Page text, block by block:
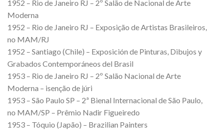
1952 – Rio de Janeiro RJ – 2º Salão de Nacional de Arte
Moderna
1952 – Rio de Janeiro RJ – Exposição de Artistas Brasileiros,
no MAM/RJ
1952 – Santiago (Chile) – Exposición de Pinturas, Dibujos y
Grabados Contemporáneos del Brasil
1953 – Rio de Janeiro RJ – 2º Salão Nacional de Arte
Moderna – isenção de júri
1953 – São Paulo SP – 2ª Bienal Internacional de São Paulo,
no MAM/SP – Prêmio Nadir Figueiredo
1953 – Tóquio (Japão) – Brazilian Painters